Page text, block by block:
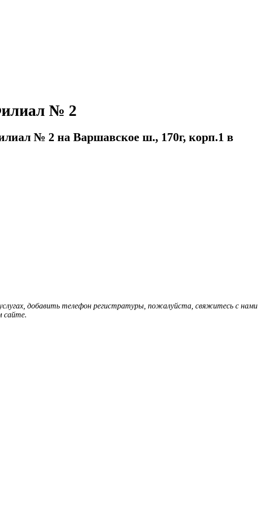
№ 2
№ 2 на Варшавское ш., 170г, корп.1 в
добавить телефон регистратуры, пожалуйста, свяжитесь с нами
сайте.